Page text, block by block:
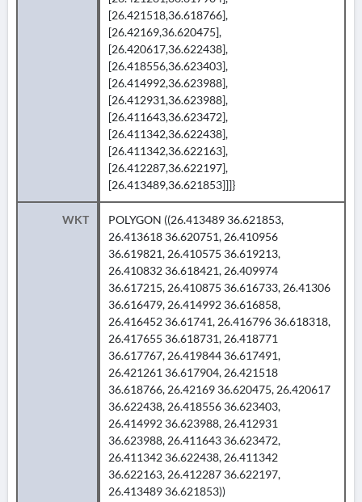
[26.421518,36.618766],
[26.42169,36.620475],
[26.420617,36.622438],
[26.418556,36.623403],
[26.414992,36.623988],
[26.412931,36.623988],
[26.411643,36.623472],
[26.411342,36.622438],
[26.411342,36.622163],
[26.412287,36.622197],
[26.413489,36.621853]]]}
WKT
POLYGON ((26.413489 36.621853,
26.413618 36.620751, 26.410956
36.619821, 26.410575 36.619213,
26.410832 36.618421, 26.409974
36.617215, 26.410875 36.616733, 26.41306
36.616479, 26.414992 36.616858,
26.416452 36.61741, 26.416796 36.618318,
26.417655 36.618731, 26.418771
36.617767, 26.419844 36.617491,
26.421261 36.617904, 26.421518
36.618766, 26.42169 36.620475, 26.420617
36.622438, 26.418556 36.623403,
26.414992 36.623988, 26.412931
36.623988, 26.411643 36.623472,
26.411342 36.622438, 26.411342
36.622163, 26.412287 36.622197,
26.413489 36.621853))